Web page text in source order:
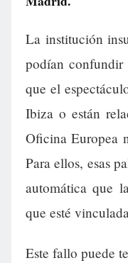
La institución
podían confundir
que el
Ibiza o están
Oficina Europea
Para ellos, esas
automática que
que esté
Este fallo puede